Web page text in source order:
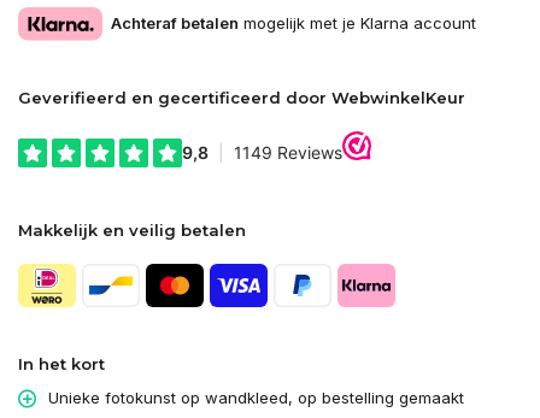
Achteraf betalen mogelijk met je Klarna account
Geverifieerd en gecertificeerd door WebwinkelKeur
Makkelijk en veilig betalen
In het kort
Unieke fotokunst op wandkleed, op bestelling gemaakt